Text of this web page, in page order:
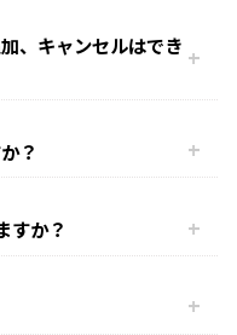
、キャンセルはでき
？
すか？